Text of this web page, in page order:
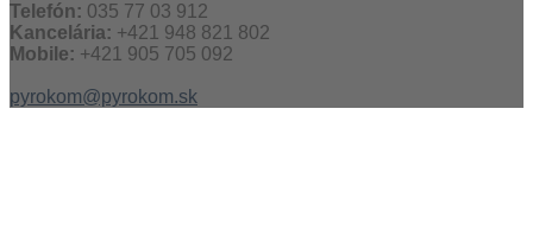
Telefón: 035 77 03 912
Kancelária: +421 948 821 802
Mobile: +421 905 705 092
pyrokom@pyrokom.sk